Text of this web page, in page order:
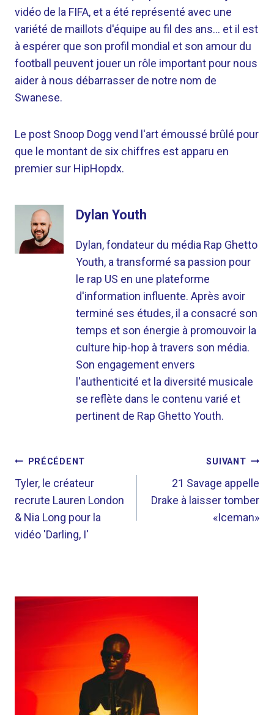
vidéo de la FIFA, et a été représenté avec une
variété de maillots d'équipe au fil des ans… et il est
à espérer que son profil mondial et son amour du
football peuvent jouer un rôle important pour nous
aider à nous débarrasser de notre nom de
Swanese.
Le post Snoop Dogg vend l'art émoussé brûlé pour
que le montant de six chiffres est apparu en
premier sur HipHopdx.
Dylan Youth
Dylan, fondateur du média Rap Ghetto
Youth, a transformé sa passion pour
le rap US en une plateforme
d'information influente. Après avoir
terminé ses études, il a consacré son
temps et son énergie à promouvoir la
culture hip-hop à travers son média.
Son engagement envers
l'authenticité et la diversité musicale
se reflète dans le contenu varié et
pertinent de Rap Ghetto Youth.
NAVIGATION
DE
L’ARTICLE
PRÉCÉDENT
Tyler, le créateur
recrute Lauren London
& Nia Long pour la
vidéo 'Darling, I'
SUIVANT
21 Savage appelle
Drake à laisser tomber
«Iceman»